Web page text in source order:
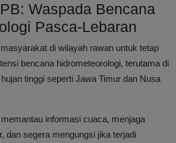
Waspada Bencana
Pasca-Lebaran
di wilayah rawan untuk tetap
bencana hidrometeorologi, terutama di
tinggi seperti Jawa Timur dan Nusa
informasi cuaca, menjaga
dan segera mengungsi jika terjadi